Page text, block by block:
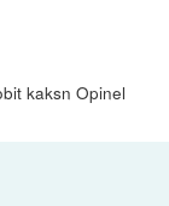
kaksn Opinel